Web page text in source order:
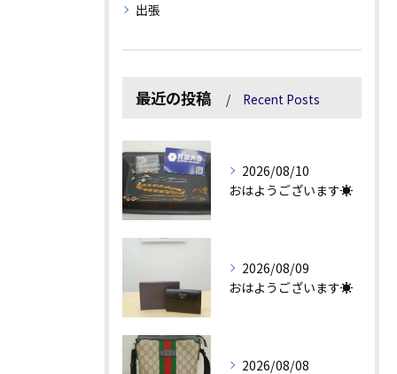
出張
最近の投稿 Recent Posts
2026/08/10
おはようございます☀
2026/08/09
おはようございます☀
2026/08/08